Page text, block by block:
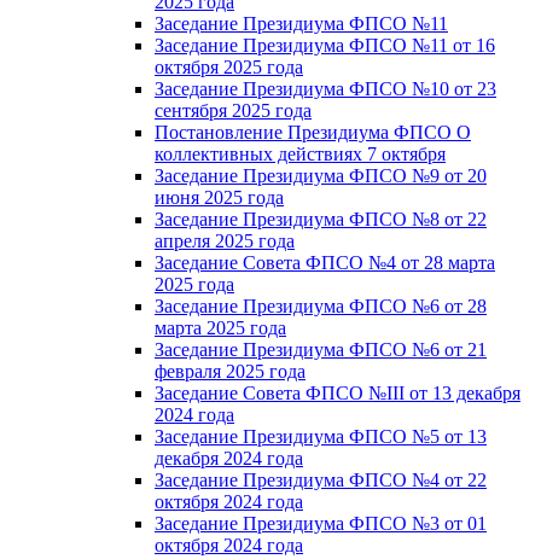
Заседание Президиума ФПСО №11
Заседание Президиума ФПСО №11 от 16
октября 2025 года
Заседание Президиума ФПСО №10 от 23
сентября 2025 года
Постановление Президиума ФПСО О
коллективных действиях 7 октября
Заседание Президиума ФПСО №9 от 20
июня 2025 года
Заседание Президиума ФПСО №8 от 22
апреля 2025 года
Заседание Совета ФПСО №4 от 28 марта
2025 года
Заседание Президиума ФПСО №6 от 28
марта 2025 года
Заседание Президиума ФПСО №6 от 21
февраля 2025 года
Заседание Совета ФПСО №III от 13 декабря
2024 года
Заседание Президиума ФПСО №5 от 13
декабря 2024 года
Заседание Президиума ФПСО №4 от 22
октября 2024 года
Заседание Президиума ФПСО №3 от 01
октября 2024 года